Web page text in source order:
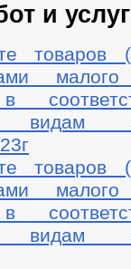
и услуг
товаров
в
товаров
в